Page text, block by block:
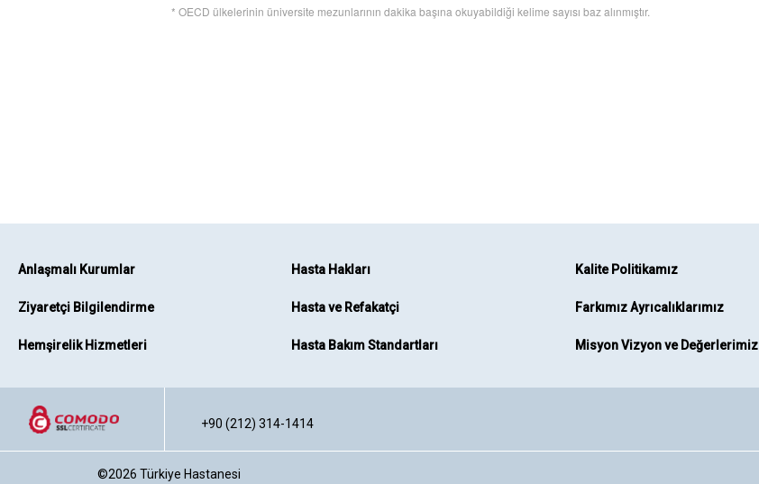
* OECD ülkelerinin üniversite mezunlarının dakika başına okuyabildiği kelime sayısı baz alınmıştır.
Anlaşmalı Kurumlar
Ziyaretçi Bilgilendirme
Hemşirelik Hizmetleri
Hasta Hakları
Hasta ve Refakatçi
Hasta Bakım Standartları
Kalite Politikamız
Farkımız Ayrıcalıklarımız
Misyon Vizyon ve Değerlerimiz
+90 (212) 314-1414
©2026 Türkiye Hastanesi